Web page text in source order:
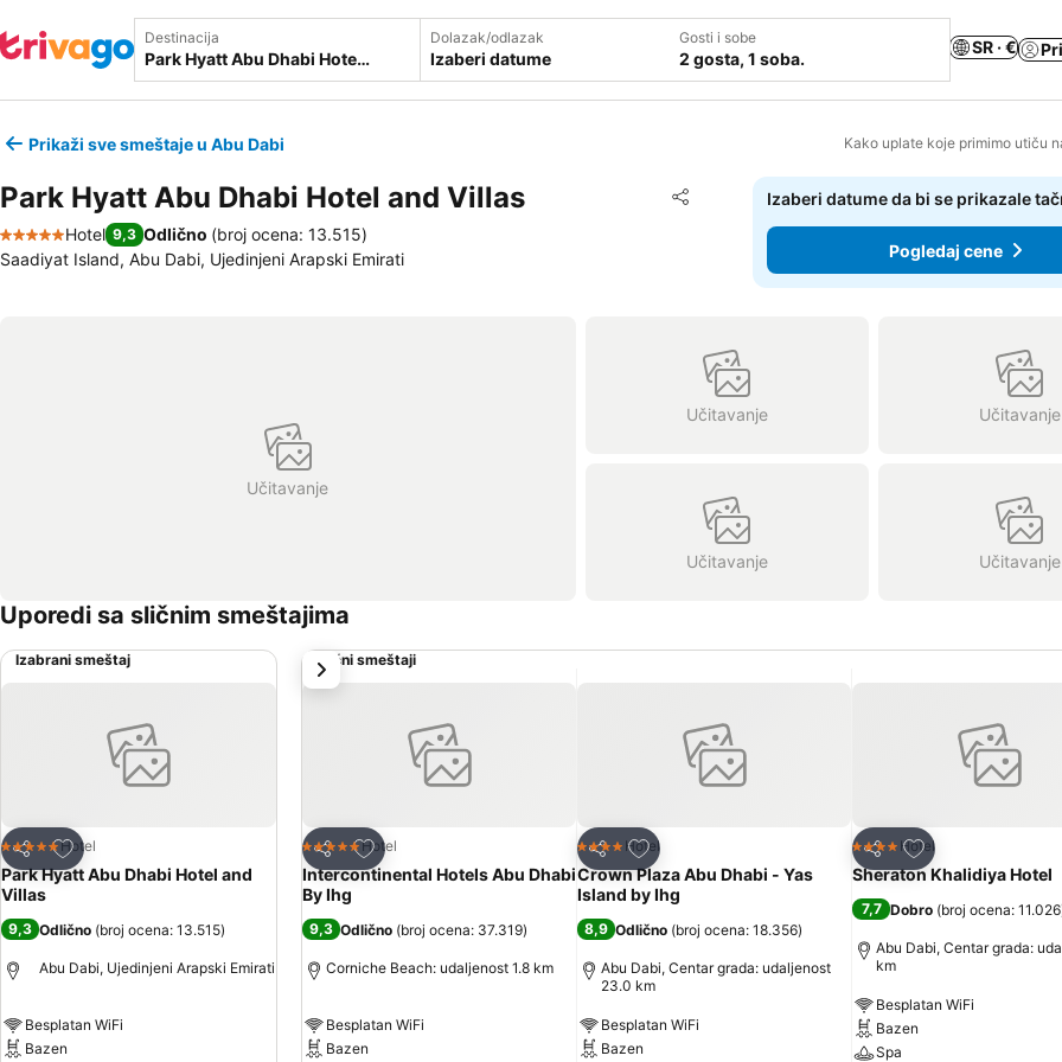
Destinacija Dolazak/odlazak
Izaberi datume
Gosti i sobe
2 gosta, 1 soba.
SR · €
Prikaži sve smeštaje u Abu Dabi Kako uplate koje primimo utiču
Park Hyatt Abu Dhabi Hotel and Villas Deli
Dodati u favorite
5 Zvezdice
Hotel 9,3 Odlično (broj ocena: 13.515)
Saadiyat Island, Abu Dabi, Ujedinjeni Arapski Emirati
Izaberi datume da bi se prikazale
Pogledaj cene
Učitavanje
Učitavanje Učitavanje
Učitavanje Učitavanje
Uporedi sa sličnim smeštajima
Izabrani smeštaj
Deli
Dodati u favorite
5 ZvezdiceHotel
Park Hyatt Abu Dhabi Hotel and
Villas
9,3 Odlično (broj ocena: 13.515)
Abu Dabi, Ujedinjeni Arapski Emirati
Besplatan WiFi
Bazen
Slični smeštaji
Deli
Dodati u favorite
5 ZvezdiceHotel
Intercontinental Hotels Abu Dhabi
By Ihg
9,3 Odlično (broj ocena: 37.319)
Corniche Beach: udaljenost 1.8 km
Besplatan WiFi
Bazen
Deli
Dodati u favorite
4 Zvezdice
Hotel
Crown Plaza Abu Dhabi - Yas
Island by Ihg
8,9 Odlično (broj ocena: 18.356)
Abu Dabi, Centar grada: udaljenost
23.0 km
Besplatan WiFi
Bazen
Deli
Dodati u favorite
4 Zvezdice
Hotel
Sheraton Khalidiya Hotel
7,7 Dobro (broj ocena: 11.026
Abu Dabi, Centar grada:
km
Besplatan WiFi
Bazen
Spa
sledeće